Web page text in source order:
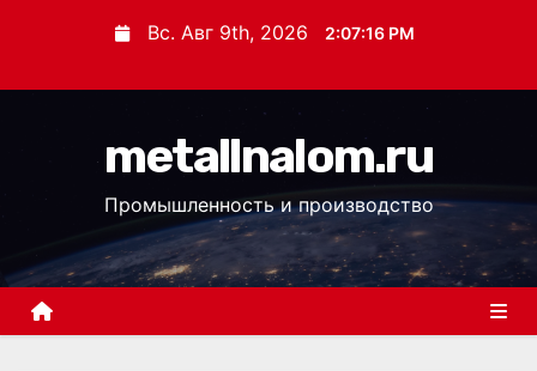
с
Вс. Авг 9th, 2026 2:07:17 PM
metallnalom.ru
Промышленность и производство